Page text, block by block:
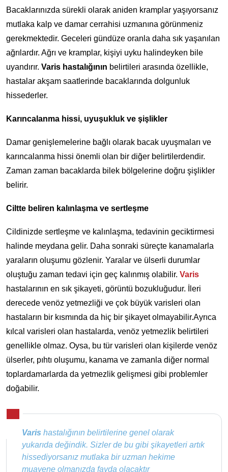
Bacaklarınızda sürekli olarak aniden kramplar yaşıyorsanız
mutlaka kalp ve damar cerrahisi uzmanına görünmeniz
gerekmektedir. Geceleri gündüze oranla daha sık yaşanılan
ağrılardır. Ağrı ve kramplar, kişiyi uyku halindeyken bile
uyandırır. Varis hastalığının belirtileri arasında özellikle,
hastalar akşam saatlerinde bacaklarında dolgunluk
hissederler.
Karıncalanma hissi, uyuşukluk ve şişlikler
Damar genişlemelerine bağlı olarak bacak uyuşmaları ve
karıncalanma hissi önemli olan bir diğer belirtilerdendir.
Zaman zaman bacaklarda bilek bölgelerine doğru şişlikler
belirir.
Ciltte beliren kalınlaşma ve sertleşme
Cildinizde sertleşme ve kalınlaşma, tedavinin geciktirmesi
halinde meydana gelir. Daha sonraki süreçte kanamalarla
yaraların oluşumu gözlenir. Yaralar ve ülserli durumlar
oluştuğu zaman tedavi için geç kalınmış olabilir. Varis
hastalarının en sık şikayeti, görüntü bozukluğudur. İleri
derecede venöz yetmezliği ve çok büyük varisleri olan
hastaların bir kısmında da hiç bir şikayet olmayabilir.Ayrıca
kılcal varisleri olan hastalarda, venöz yetmezlik belirtileri
genellikle olmaz. Oysa, bu tür varisleri olan kişilerde venöz
ülserler, pıhtı oluşumu, kanama ve zamanla diğer normal
toplardamarlarda da yetmezlik gelişmesi gibi problemler
doğabilir.
Varis hastalığının belirtilerine genel olarak
yukarıda değindik. Sizler de bu gibi şikayetleri artık
hissediyorsanız mutlaka bir uzman hekime
muayene olmanızda fayda olacaktır